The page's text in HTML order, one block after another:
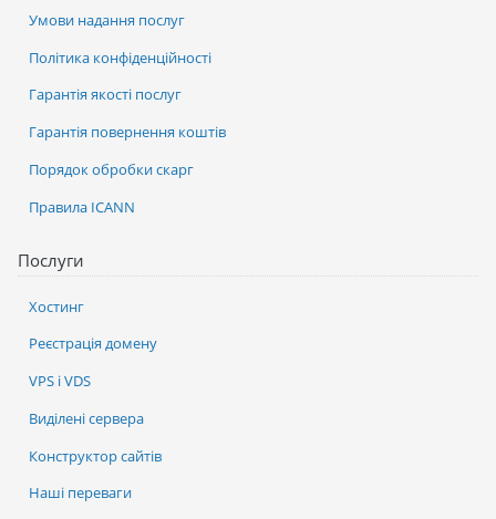
Послуги
Хостинг
Реєстрація домену
VPS і VDS
Виділені сервера
Конструктор сайтів
Наші переваги
Умови надання послуг
Політика конфіденційності
Гарантія якості послуг
Гарантія повернення коштів
Порядок обробки скарг
Правила ICANN